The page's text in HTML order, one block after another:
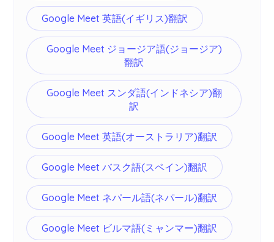
Google Meet 英語(イギリス)翻訳
Google Meet ジョージア語(ジョージア)
翻訳
Google Meet スンダ語(インドネシア)翻
訳
Google Meet 英語(オーストラリア)翻訳
Google Meet バスク語(スペイン)翻訳
Google Meet ネパール語(ネパール)翻訳
Google Meet ビルマ語(ミャンマー)翻訳